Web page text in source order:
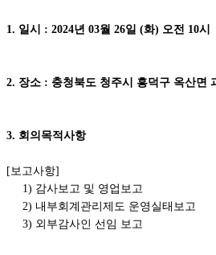
1. 일시 : 2024년 03월 26일 (화) 오전 10시
2. 장소 : 충청북도 청주시 흥덕구 옥산면
3. 회의목적사항
[보고사항]
1) 감사보고 및 영업보고
2) 내부회계관리제도 운영실태보고
3) 외부감사인 선임 보고